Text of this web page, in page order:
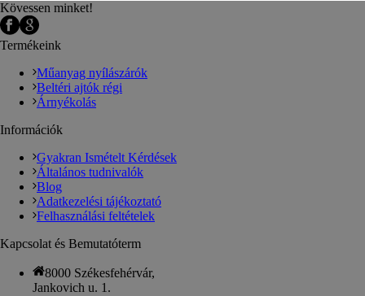
Kövessen minket!
Termékeink
Műanyag nyílászárók
Beltéri ajtók régi
Árnyékolás
Információk
Gyakran Ismételt Kérdések
Általános tudnivalók
Blog
Adatkezelési tájékoztató
Felhasználási feltételek
Kapcsolat és Bemutatóterm
8000 Székesfehérvár,
Jankovich u. 1.